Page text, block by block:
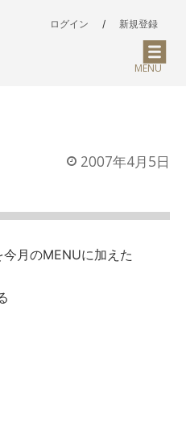
ログイン / 新規登録
MENU
2007年4月5日
月のMENUに加えた